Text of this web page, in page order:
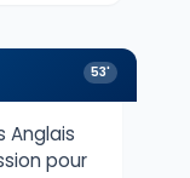
53'
Anglais
pour